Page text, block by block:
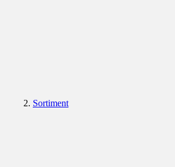
Sortiment